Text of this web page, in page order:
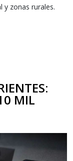
y zonas rurales.
MIL